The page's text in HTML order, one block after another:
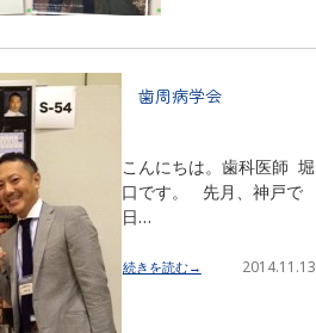
歯周病学会
こんにちは。歯科医師 堀
口です。 先月、神戸で
日…
続きを読む→ 2014.11.13